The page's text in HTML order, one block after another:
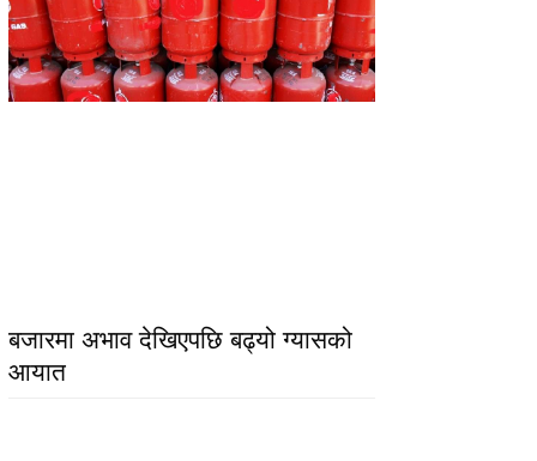
बजारमा अभाव देखिएपछि बढ्यो ग्यासको
आयात